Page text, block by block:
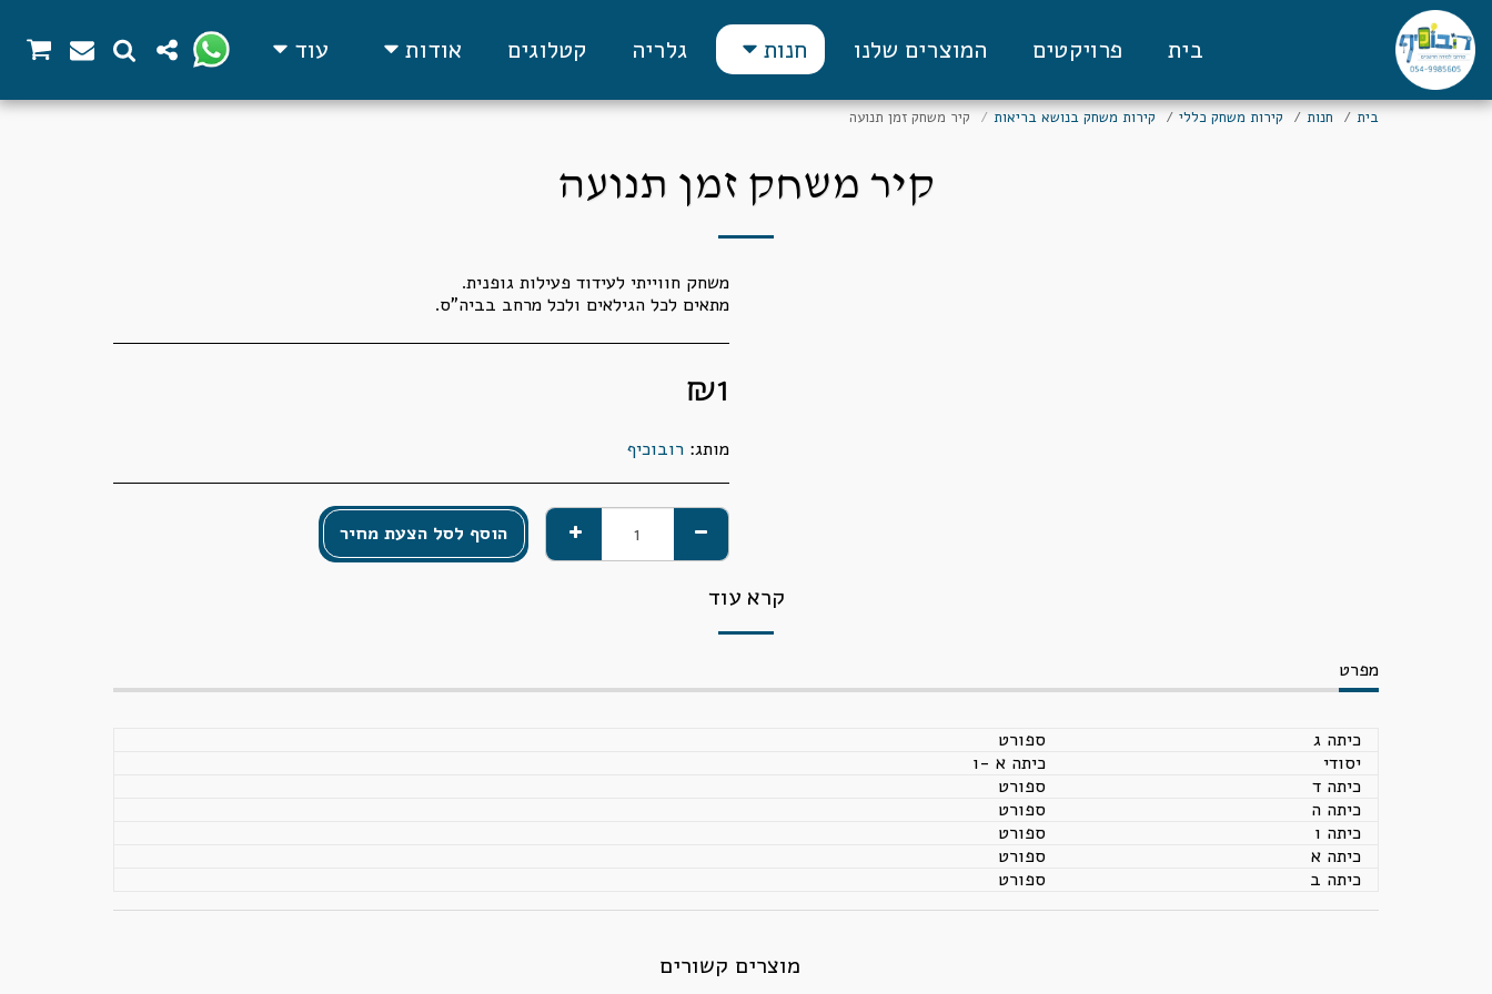
בית פרויקטים המוצרים שלנו חנות גלריה קטלוגים אודות עוד
בית חנות קירות משחק כללי קירות משחק בנושא בריאות קיר משחק זמן תנועה
קיר משחק זמן תנועה
מתאים לכל הגילאים ולכל מרחב בביה"ס.
₪1
מותג: רובוכיף
הוסף לסל הצעת מחיר
קרא עוד
מפרט
כיתה ג
ספורט
יסודי
כיתה א -ו
כיתה ד
ספורט
כיתה ה
ספורט
כיתה ו
ספורט
כיתה א
ספורט
כיתה ב
ספורט
מוצרים קשורים